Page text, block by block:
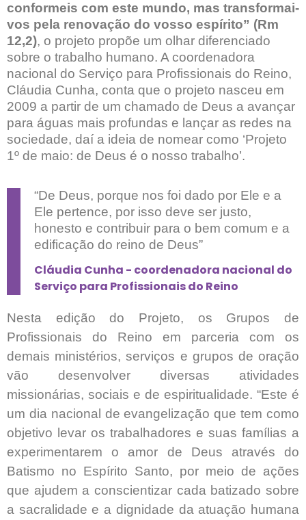
conformeis com este mundo, mas transformai-
vos pela renovação do vosso espírito” (Rm
12,2), o projeto propõe um olhar diferenciado
sobre o trabalho humano. A coordenadora
nacional do Serviço para Profissionais do Reino,
Cláudia Cunha, conta que o projeto nasceu em
2009 a partir de um chamado de Deus a avançar
para águas mais profundas e lançar as redes na
sociedade, daí a ideia de nomear como ‘Projeto
1º de maio: de Deus é o nosso trabalho’.
“De Deus, porque nos foi dado por Ele e a
Ele pertence, por isso deve ser justo,
honesto e contribuir para o bem comum e a
edificação do reino de Deus”
Cláudia Cunha - coordenadora nacional do
Serviço para Profissionais do Reino
Nesta edição do Projeto, os Grupos de
Profissionais do Reino em parceria com os
demais ministérios, serviços e grupos de oração
vão desenvolver diversas atividades
missionárias, sociais e de espiritualidade. “Este é
um dia nacional de evangelização que tem como
objetivo levar os trabalhadores e suas famílias a
experimentarem o amor de Deus através do
Batismo no Espírito Santo, por meio de ações
que ajudem a conscientizar cada batizado sobre
a sacralidade e a dignidade da atuação humana